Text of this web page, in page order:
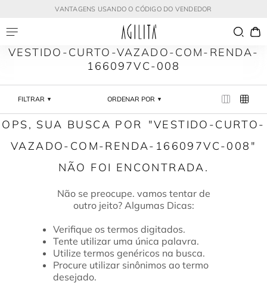
VANTAGENS USANDO O CÓDIGO DO VENDEDOR
VESTIDO-CURTO-VAZADO-COM-RENDA-
166097VC-008
FILTRAR ORDENAR POR
VESTIDO-CURTO-
VAZADO-COM-RENDA-166097VC-008
Verifique os termos digitados.
Tente utilizar uma única palavra.
Utilize termos genéricos na busca.
Procure utilizar sinônimos ao termo
desejado.